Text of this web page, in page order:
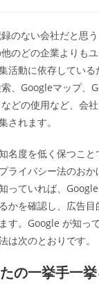
のない会社だと思
のどの企業よりも
活動に依存している
、Googleマップ、
どの使用など、会
されます。
名度を低く保つこ
ライバシー法のおか
っていれば、
かを確認し、広告
す。Google が知っ
は次のとおりです。
の一挙手一